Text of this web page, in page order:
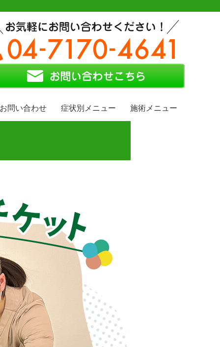
お問い合わせ 症状別メニュー 施術メニュー